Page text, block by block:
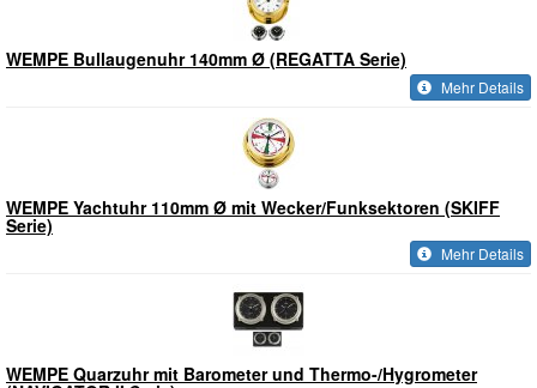
WEMPE Bullaugenuhr 140mm Ø (REGATTA Serie)
Mehr Details
WEMPE Yachtuhr 110mm Ø mit Wecker/Funksektoren (SKIFF
Serie)
Mehr Details
WEMPE Quarzuhr mit Barometer und Thermo-/Hygrometer